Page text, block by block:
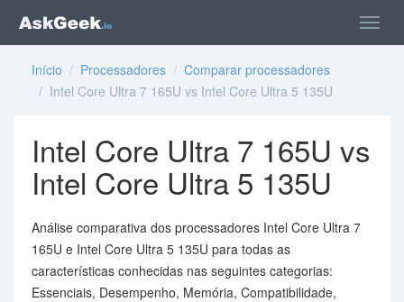
Início / Processadores / Comparar processadores
/ Intel Core Ultra 7 165U vs Intel Core Ultra 5 135U
Intel Core Ultra 7 165U vs
Intel Core Ultra 5 135U
Análise comparativa dos processadores Intel Core Ultra 7
165U e Intel Core Ultra 5 135U para todas as
características conhecidas nas seguintes categorias:
Essenciais, Desempenho, Memória, Compatibilidade,